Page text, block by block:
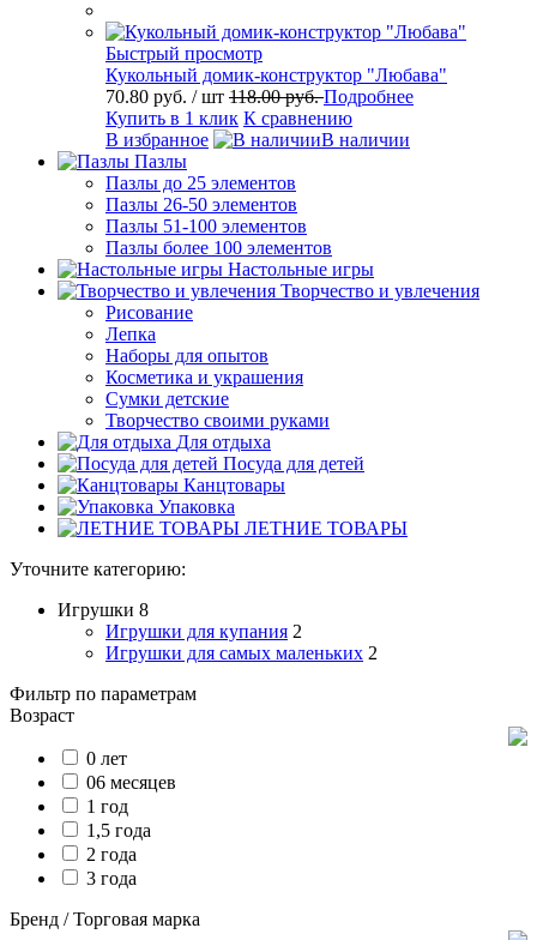
Быстрый просмотр
Кукольный домик-конструктор "Любава"
70.80 руб. / шт 118.00 руб.Подробнее
Купить в 1 клик К сравнению
В избранное
В наличии
Пазлы
Пазлы до 25 элементов
Пазлы 26-50 элементов
Пазлы 51-100 элементов
Пазлы более 100 элементов
Настольные игры
Творчество и увлечения
Рисование
Лепка
Наборы для опытов
Косметика и украшения
Сумки детские
Творчество своими руками
Для отдыха
Посуда для детей
Канцтовары
Упаковка
ЛЕТНИЕ ТОВАРЫ
Уточните категорию:
Игрушки 8
Игрушки для купания 2
Игрушки для самых маленьких 2
Фильтр по параметрам
Возраст
0 лет
06 месяцев
1 год
1,5 года
2 года
3 года
Бренд / Торговая марка